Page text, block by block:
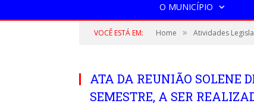
O MUNICÍPIO
VOCÊ ESTÁ EM: Home » Atividades
ATA DA REUNIÃO SOLENE
SEMESTRE, A SER